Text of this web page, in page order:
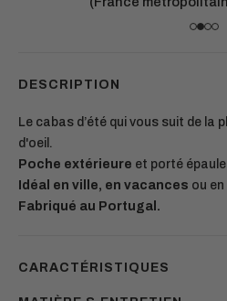
DESCRIPTION
Le cabas d’été qui vous suit de la
d'oeil.
Poche extérieure et porté
Idéal en ville, en vacances ou
Fabriqué au Portugal.
CARACTÉRISTIQUES